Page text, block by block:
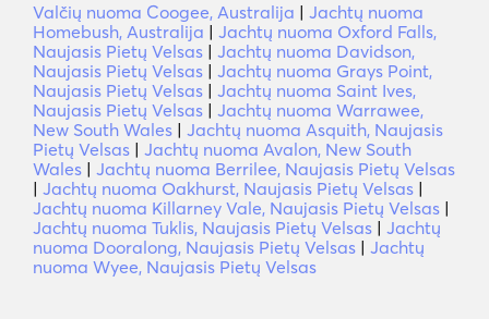
Valčių nuoma Coogee, Australija | Jachtų nuoma
Homebush, Australija | Jachtų nuoma Oxford Falls,
Naujasis Pietų Velsas | Jachtų nuoma Davidson,
Naujasis Pietų Velsas | Jachtų nuoma Grays Point,
Naujasis Pietų Velsas | Jachtų nuoma Saint Ives,
Naujasis Pietų Velsas | Jachtų nuoma Warrawee,
New South Wales | Jachtų nuoma Asquith, Naujasis
Pietų Velsas | Jachtų nuoma Avalon, New South
Wales | Jachtų nuoma Berrilee, Naujasis Pietų Velsas
| Jachtų nuoma Oakhurst, Naujasis Pietų Velsas |
Jachtų nuoma Killarney Vale, Naujasis Pietų Velsas |
Jachtų nuoma Tuklis, Naujasis Pietų Velsas | Jachtų
nuoma Dooralong, Naujasis Pietų Velsas | Jachtų
nuoma Wyee, Naujasis Pietų Velsas